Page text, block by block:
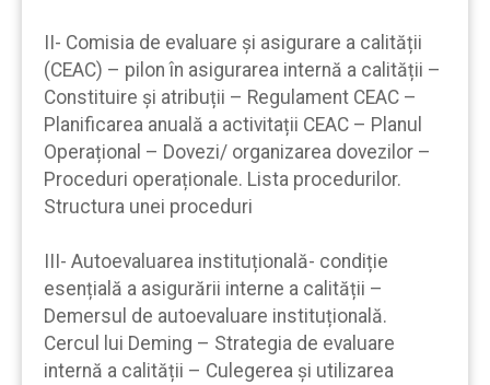
II- Comisia de evaluare și asigurare a calității
(CEAC) – pilon în asigurarea internă a calității –
Constituire și atribuții – Regulament CEAC –
Planificarea anuală a activitații CEAC – Planul
Operațional – Dovezi/ organizarea dovezilor –
Proceduri operaționale. Lista procedurilor.
Structura unei proceduri
III- Autoevaluarea instituțională- condiție
esențială a asigurării interne a calității –
Demersul de autoevaluare instituțională.
Cercul lui Deming – Strategia de evaluare
internă a calității – Culegerea și utilizarea